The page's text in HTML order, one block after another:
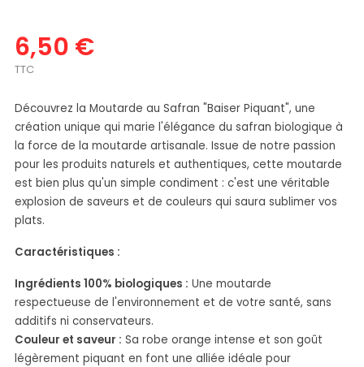
6,50 €
TTC
Découvrez la Moutarde au Safran "Baiser Piquant", une
création unique qui marie l'élégance du safran biologique à
la force de la moutarde artisanale. Issue de notre passion
pour les produits naturels et authentiques, cette moutarde
est bien plus qu'un simple condiment : c'est une véritable
explosion de saveurs et de couleurs qui saura sublimer vos
plats.
Caractéristiques :
Ingrédients 100% biologiques : Une moutarde
respectueuse de l'environnement et de votre santé, sans
additifs ni conservateurs.
Couleur et saveur : Sa robe orange intense et son goût
légèrement piquant en font une alliée idéale pour